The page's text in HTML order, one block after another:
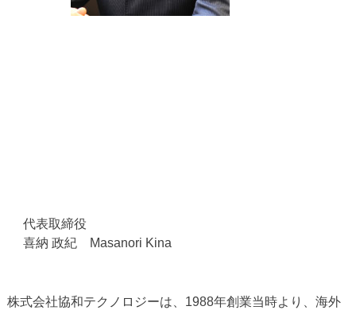
代表取締役
喜納 政紀 Masanori Kina
株式会社協和テクノロジーは、1988年創業当時より、海外